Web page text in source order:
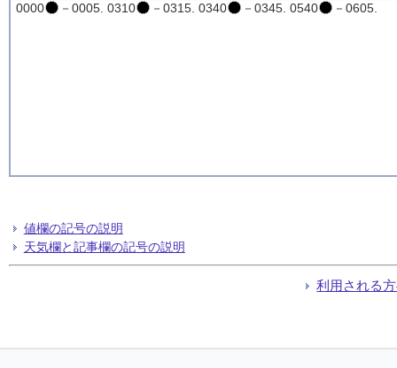
0000
－0005. 0310 －0315. 0340 －0345. 0540 －0605.
値欄の記号の説明
天気欄と記事欄の記号の説明
利用される